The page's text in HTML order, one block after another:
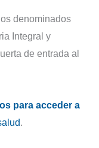
denominados
Integral y
de entrada al
para acceder a
.